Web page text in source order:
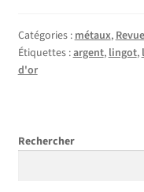
Catégories :métaux,
Étiquettes :argent,lingot,
d'or
Rechercher